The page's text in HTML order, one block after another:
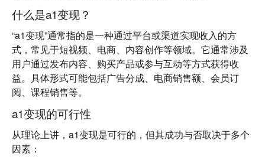
什么是a1变现？
“a1变现”通常指的是一种通过平台或渠道实现收入的方
式，常见于短视频、电商、内容创作等领域。它通常涉及
用户通过发布内容、购买产品或参与互动等方式获得收
益。具体形式可能包括广告分成、电商销售额、会员订
阅、课程销售等。
a1变现的可行性
从理论上讲，a1变现是可行的，但其成功与否取决于多个
因素：